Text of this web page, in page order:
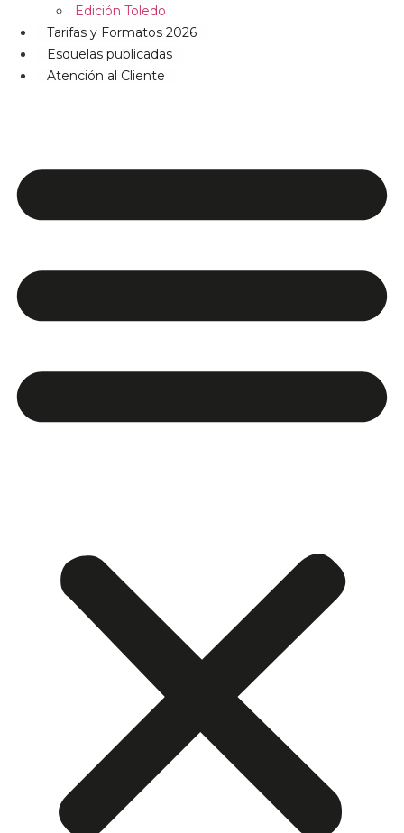
Edición Toledo
Tarifas y Formatos 2026
Esquelas publicadas
Atención al Cliente